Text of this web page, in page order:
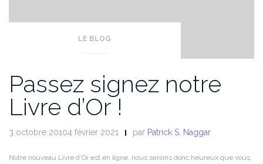
LE BLOG
Passez signez notre
Livre d’Or !
3 octobre 20104 février 2021 par Patrick S. Naggar
Notre nouveau Livre d’Or est en ligne, nous serions donc heureux que vous